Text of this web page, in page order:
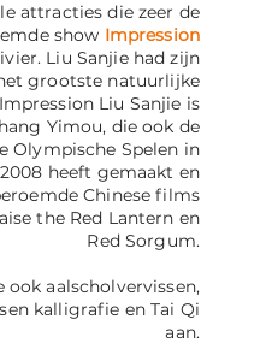
attracties die zeer de
show Impression
Liu Sanjie had zijn
grootste natuurlijke
Liu Sanjie is
Yimou, die ook de
Olympische Spelen in
heeft gemaakt en
Chinese films
the Red Lantern en
Red Sorgum.
ook aalscholvervissen,
kalligrafie en Tai Qi
aan.